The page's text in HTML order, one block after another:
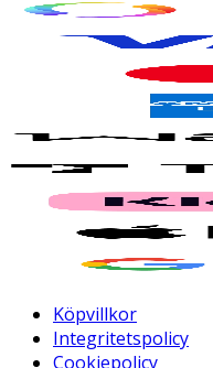
Köpvillkor
Integritetspolicy
Cookiepolicy